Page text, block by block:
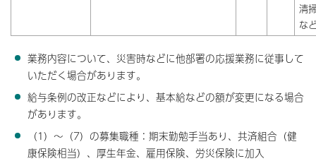
清
な
業務内容について、災害時などに他部署の応援業務に従事して
いただく場合があります。
給与条例の改正などにより、基本給などの額が変更になる場合
があります。
（1）～（7）の募集職種：期末勤勉手当あり、共済組合（健
康保険相当）、厚生年金、雇用保険、労災保険に加入